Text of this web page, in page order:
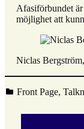
Afasiförbundet
möjlighet att
Niclas
Kategoriserad i:
Front Page,
tillbaka